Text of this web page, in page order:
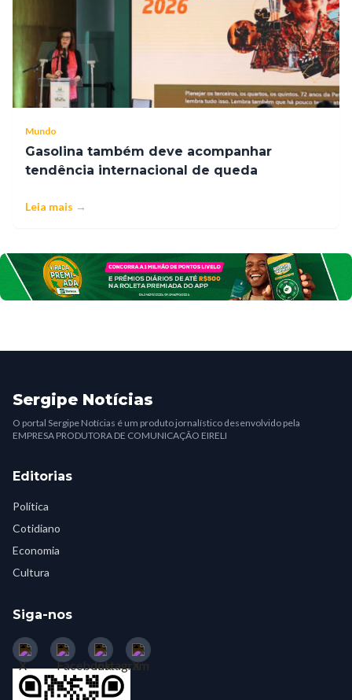
Mundo
Gasolina também deve acompanhar
tendência internacional de queda
Leia mais →
Sergipe Notícias
O portal Sergipe Notícias é um produto jornalístico desenvolvido pela
EMPRESA PRODUTORA DE COMUNICAÇÃO EIRELI
Editorias
Política
Cotidiano
Economia
Cultura
Siga-nos